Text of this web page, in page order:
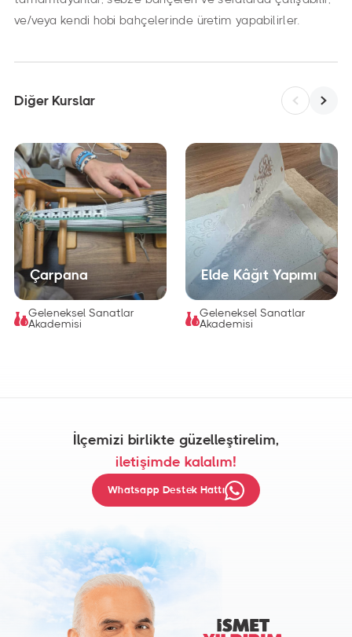
ve/veya kendi hobi bahçelerinde üretim yapabilirler.
Diğer Kurslar
Çarpana
Geleneksel Sanatlar
Akademisi
Elde Kâğıt Yapımı
Geleneksel Sanatlar
Akademisi
İlçemizi birlikte güzelleştirelim,
iletişimde kalalım!
Whatsapp Destek Hattı